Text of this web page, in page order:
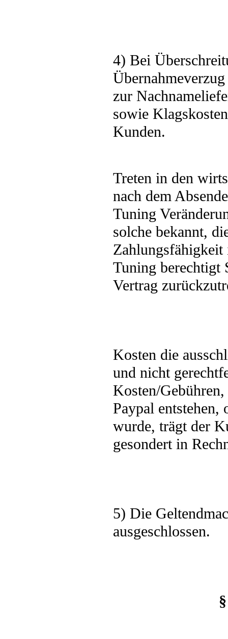
4) Bei
zur
sowie
Kunden.
Treten in den
nach dem
Tuning
solche bekannt,
Tuning berechtigt
Vertrag
Kosten die
und nicht
Kosten/
Paypal
wurde, trägt der
gesondert in
5) Die
ausgeschlossen.